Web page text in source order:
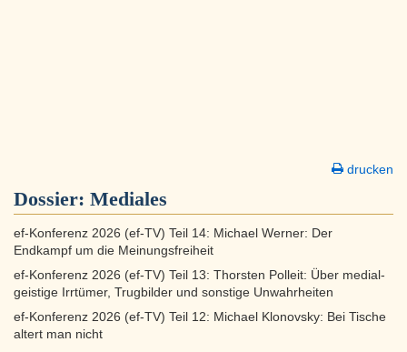
drucken
Dossier: Mediales
ef-Konferenz 2026 (ef-TV) Teil 14: Michael Werner: Der
Endkampf um die Meinungsfreiheit
ef-Konferenz 2026 (ef-TV) Teil 13: Thorsten Polleit: Über medial-
geistige Irrtümer, Trugbilder und sonstige Unwahrheiten
ef-Konferenz 2026 (ef-TV) Teil 12: Michael Klonovsky: Bei Tische
altert man nicht